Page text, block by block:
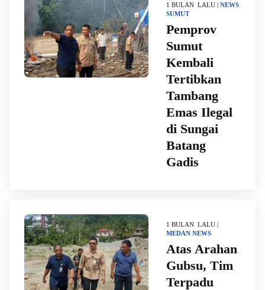
1 BULAN LALU | NEWS
SUMUT
Pemprov
Sumut
Kembali
Tertibkan
Tambang
Emas Ilegal
di Sungai
Batang
Gadis
1 BULAN LALU |
MEDAN NEWS
Atas Arahan
Gubsu, Tim
Terpadu